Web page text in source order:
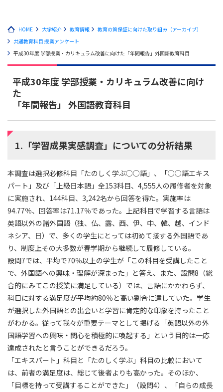
HOME 大学紹介 教育情報
教育の質保証に向けた取り組み（アーカイブ）
共通教育科目 授業アンケート
平成30年度 学部授業・カリキュラム改善に向けた「年間報告」外国語教育科目
平成30年度 学部授業・カリキュラム改善に向け
た
「年間報告」 外国語教育科目
1.「学習成果実感調査」についての分析結果
本調査は選択必修科目「たのしく学ぶ○○語」、「○○語エキス
パート」及び「上級日本語」全153科目、4,555人の履修者を対象
に実施され、144科目、3,242名から回答を得た。実施率は
94.77％、回答率は71.17％であった。上記科目で学習する言語は
英語以外の諸外国語（独、仏、露、西、伊、中、韓、越、インド
ネシア、日）で、多くの学生にとっては初めて接する外国語であ
り、制度上その大多数が春学期から継続して履修している。
設問7では、平均で70％以上の学生が「この科目を受講したこと
で、外国語への興味・理解が深まった」と答え、また、設問8（総
合的にみてこの授業に満足している）では、言語にかかわらず、
科目に対する満足度が平均約80％と高い割合に達していた。学生
が選択した外国語との出会いと学習に肯定的な印象を持ったこと
がわかる。従って我々が重要テーマとして掲げる「英語以外の外
国語学習への興味・関心を積極的に喚起する」という目的は一応
達成されたと言うことができるだろう。
「エキスパート」科目と「たのしく学ぶ」科目の比較において
は、前者の満足度は、総じて後者よりも高かった。そのほか、
「目標を持って受講することができた」（設問4）、「自らの成長